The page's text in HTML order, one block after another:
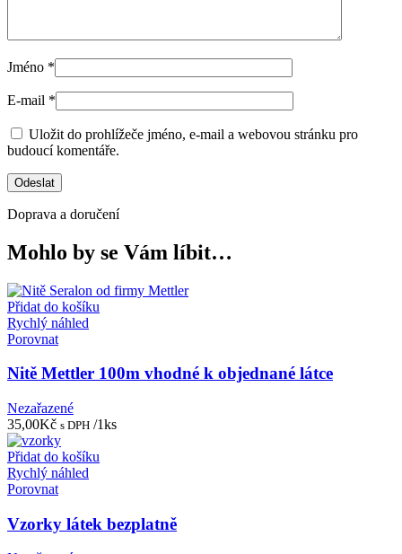
Jméno *
E-mail *
Uložit do prohlížeče jméno, e-mail a webovou stránku pro
budoucí komentáře.
Doprava a doručení
Mohlo by se Vám líbit…
Přidat do košíku
Rychlý náhled
Porovnat
Nitě Mettler 100m vhodné k objednané látce
Nezařazené
35,00Kč s DPH /1ks
Přidat do košíku
Rychlý náhled
Porovnat
Vzorky látek bezplatně